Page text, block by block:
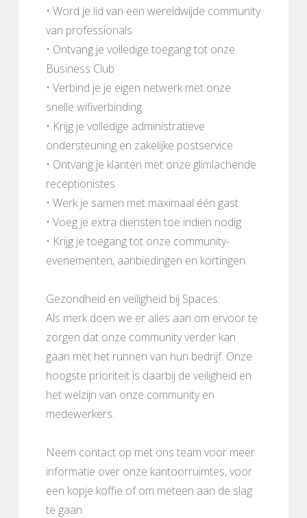
• Word je lid van een wereldwijde community
van professionals
• Ontvang je volledige toegang tot onze
Business Club
• Verbind je je eigen netwerk met onze
snelle wifiverbinding
• Krijg je volledige administratieve
ondersteuning en zakelijke postservice
• Ontvang je klanten met onze glimlachende
receptionistes
• Werk je samen met maximaal één gast
• Voeg je extra diensten toe indien nodig
• Krijg je toegang tot onze community-
evenementen, aanbiedingen en kortingen
Gezondheid en veiligheid bij Spaces:
Als merk doen we er alles aan om ervoor te
zorgen dat onze community verder kan
gaan met het runnen van hun bedrijf. Onze
hoogste prioriteit is daarbij de veiligheid en
het welzijn van onze community en
medewerkers.
Neem contact op met ons team voor meer
informatie over onze kantoorruimtes, voor
een kopje koffie of om meteen aan de slag
te gaan.